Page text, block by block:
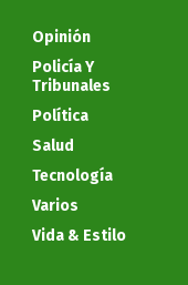
Opinión
Policía Y
Tribunales
Política
Salud
Tecnología
Varios
Vida & Estilo